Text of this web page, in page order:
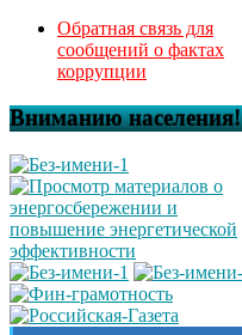
Обратная связь для
сообщений о фактах
коррупции
Вниманию населения!